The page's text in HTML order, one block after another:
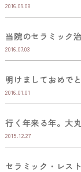
2016.09.08
当院のセラミック
2016.07.03
明けましておめで
2016.01.01
行く年来る年。大
2015.12.27
セラミック・レス